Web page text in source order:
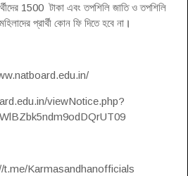
1500 টাকা এবং তপশিলি জাতি ও তপশিলি
প্রার্থী কোন ফি দিতে হবে না ।
viewNotice.php?
t.me/Karmasandhanofficials